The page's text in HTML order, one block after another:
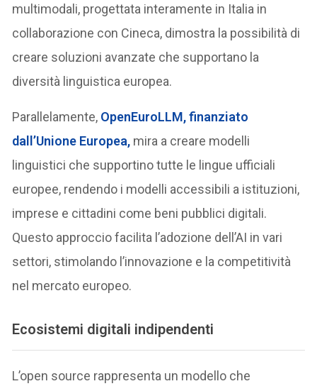
multimodali, progettata interamente in Italia in
collaborazione con Cineca, dimostra la possibilità di
creare soluzioni avanzate che supportano la
diversità linguistica europea.
Parallelamente, OpenEuroLLM, finanziato
dall’Unione Europea, mira a creare modelli
linguistici che supportino tutte le lingue ufficiali
europee, rendendo i modelli accessibili a istituzioni,
imprese e cittadini come beni pubblici digitali.
Questo approccio facilita l’adozione dell’AI in vari
settori, stimolando l’innovazione e la competitività
nel mercato europeo.
Ecosistemi digitali indipendenti
L’open source rappresenta un modello che